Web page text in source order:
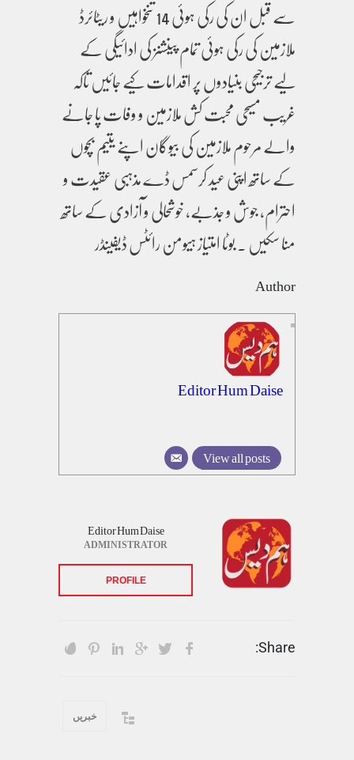
سے قبل ان کی رکی ہوئی 14 تنخواہیں و ریٹائرڈ
ملازمین کی رکی ہوئی تمام پینشنز کی ادائیگی کے
لیے ترجیحی بنیادوں پر اقدامات کیے جائیں تاکہ
غریب مسیحی محبت کش ملازمین و وفات پا جانے
والے مرحوم ملازمین کی بیوگان اپنے یتیم بچوں
کے ساتھ اپنی عید کرسمس ڈے مذہبی عقیدت و
احترام، جوش و جذبے، خوشحالی و آزادی کے ساتھ
منا سکیں ۔ بوٹا امتیاز ہیومن رائٹس ڈیفینڈر
Author
Editor Hum Daise
View all posts
Editor Hum Daise
ADMINISTRATOR
PROFILE
Share:
خبریں